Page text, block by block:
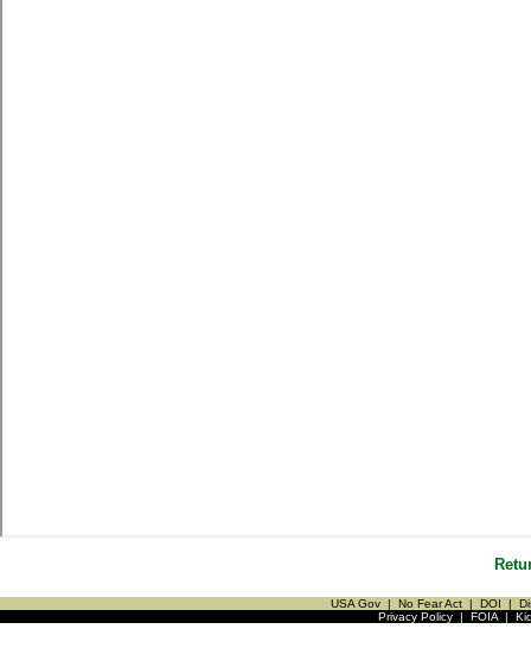
USA Gov | No Fear Act | DOI |
Privacy Policy| FOIA|